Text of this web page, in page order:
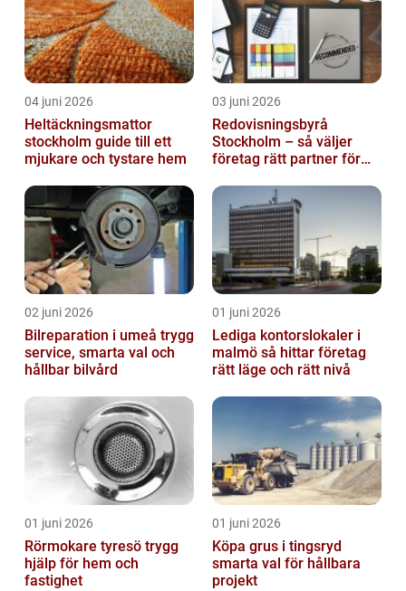
04 juni 2026
Heltäckningsmattor
stockholm guide till ett
mjukare och tystare hem
03 juni 2026
Redovisningsbyrå
Stockholm – så väljer
företag rätt partner för
02 juni 2026
Bilreparation i umeå trygg
service, smarta val och
hållbar bilvård
01 juni 2026
Lediga kontorslokaler i
malmö så hittar företag
rätt läge och rätt nivå
01 juni 2026
Rörmokare tyresö trygg
hjälp för hem och
fastighet
01 juni 2026
Köpa grus i tingsryd
smarta val för hållbara
projekt